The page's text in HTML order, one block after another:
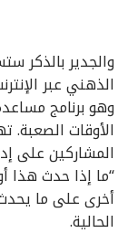
والجدير بالذكر
وهو برنامج
الأوقات
المشاركين على
“ما إذا حدث هذا
أخرى على ما
الحالية.